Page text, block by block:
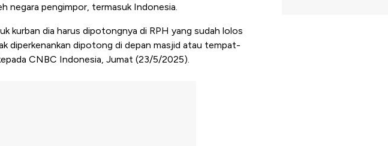
negara pengimpor, termasuk Indonesia.
kurban dia harus dipotongnya di RPH yang sudah lolos
diperkenankan dipotong di depan masjid atau tempat-
CNBC Indonesia, Jumat (23/5/2025).